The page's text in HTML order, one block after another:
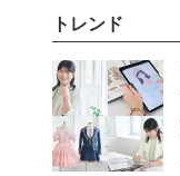
トレンド